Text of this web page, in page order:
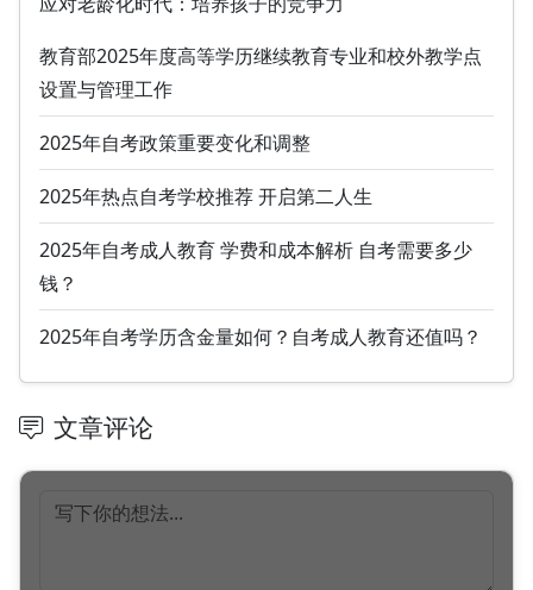
教育部2025年度高等学历继续教育专业和校外教学点
设置与管理工作
2025年自考政策重要变化和调整
2025年热点自考学校推荐 开启第二人生
2025年自考成人教育 学费和成本解析 自考需要多少
钱？
2025年自考学历含金量如何？自考成人教育还值吗？
文章评论